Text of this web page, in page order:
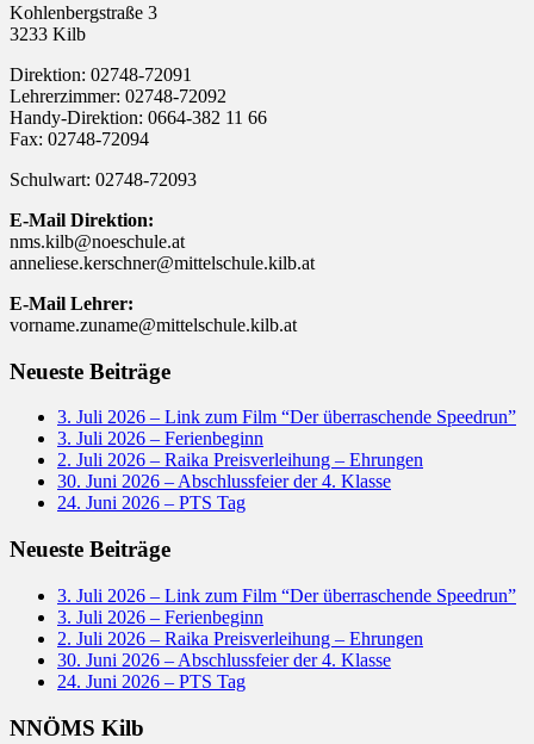
Kohlenbergstraße 3
3233 Kilb
Direktion: 02748-72091
Lehrerzimmer: 02748-72092
Handy-Direktion: 0664-382 11 66
Fax: 02748-72094
Schulwart: 02748-72093
E-Mail Direktion:
nms.kilb@noeschule.at
anneliese.kerschner@mittelschule.kilb.at
E-Mail Lehrer:
vorname.zuname@mittelschule.kilb.at
Neueste Beiträge
3. Juli 2026 – Link zum Film “Der überraschende Speedrun”
3. Juli 2026 – Ferienbeginn
2. Juli 2026 – Raika Preisverleihung – Ehrungen
30. Juni 2026 – Abschlussfeier der 4. Klasse
24. Juni 2026 – PTS Tag
Neueste Beiträge
3. Juli 2026 – Link zum Film “Der überraschende Speedrun”
3. Juli 2026 – Ferienbeginn
2. Juli 2026 – Raika Preisverleihung – Ehrungen
30. Juni 2026 – Abschlussfeier der 4. Klasse
24. Juni 2026 – PTS Tag
NNÖMS Kilb